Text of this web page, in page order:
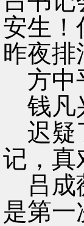
安生！
昨夜排
方中
钱凡
迟疑
记，
吕成
是第一